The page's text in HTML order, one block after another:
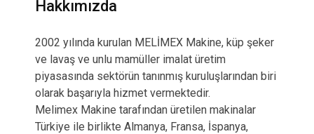
Hakkımızda
2002 yılında kurulan MELİMEX Makine, küp şeker
ve lavaş ve unlu mamüller imalat üretim
piyasasında sektörün tanınmış kuruluşlarından biri
olarak başarıyla hizmet vermektedir.
Melimex Makine tarafından üretilen makinalar
Türkiye ile birlikte Almanya, Fransa, İspanya,